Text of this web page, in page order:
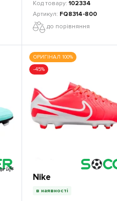
102334
FQ8314-800
до порівняння
ОРИГІНАЛ 100%
-45%
Nike
в наявності